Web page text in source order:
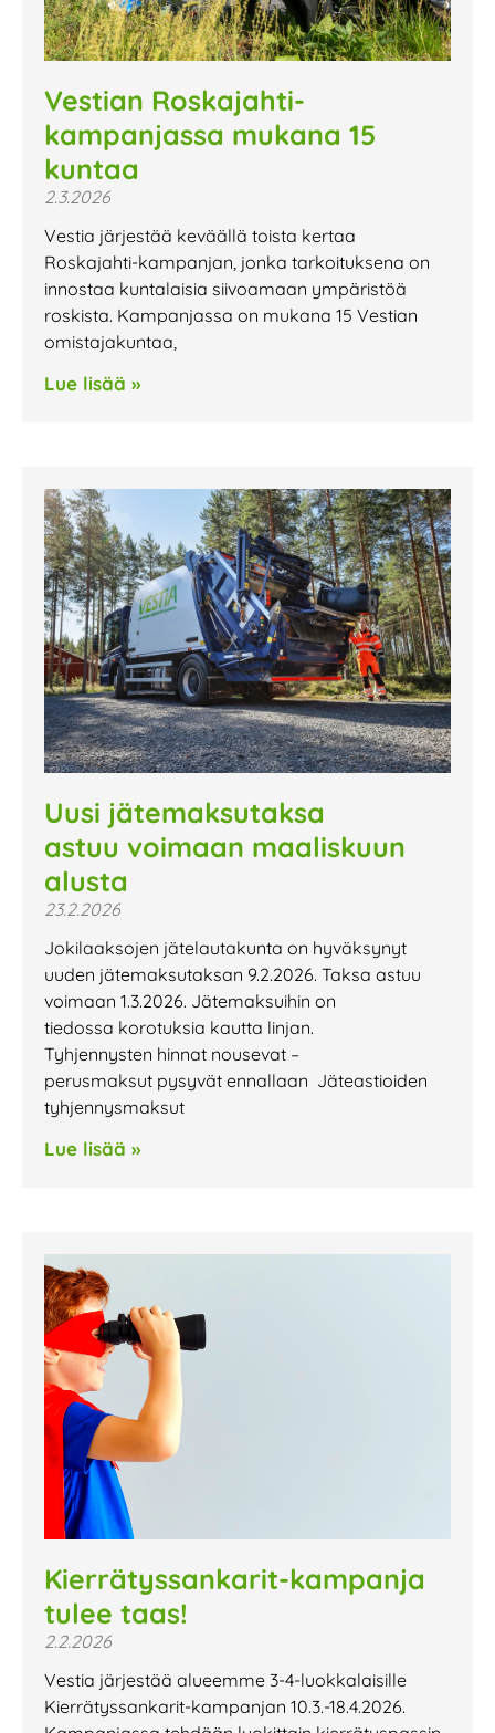
Vestian Roskajahti-
kampanjassa mukana 15
kuntaa
2.3.2026
Vestia järjestää keväällä toista kertaa
Roskajahti-kampanjan, jonka tarkoituksena on
innostaa kuntalaisia siivoamaan ympäristöä
roskista. Kampanjassa on mukana 15 Vestian
omistajakuntaa,
Lue lisää »
Uusi jätemaksutaksa
astuu voimaan maaliskuun
alusta
23.2.2026
Jokilaaksojen jätelautakunta on hyväksynyt
uuden jätemaksutaksan 9.2.2026. Taksa astuu
voimaan 1.3.2026. Jätemaksuihin on
tiedossa korotuksia kautta linjan.
Tyhjennysten hinnat nousevat –
perusmaksut pysyvät ennallaan Jäteastioiden
tyhjennysmaksut
Lue lisää »
Kierrätyssankarit-kampanja
tulee taas!
2.2.2026
Vestia järjestää alueemme 3-4-luokkalaisille
Kierrätyssankarit-kampanjan 10.3.-18.4.2026.